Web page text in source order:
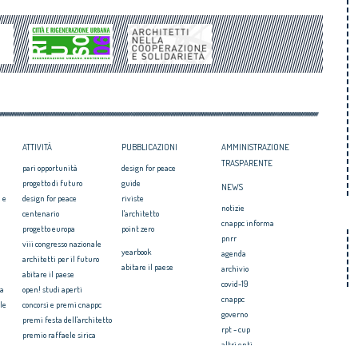
ATTIVITÀ
pari opportunità
progetto di futuro
design for peace
centenario
progetto europa
viii congresso nazionale
architetti per il futuro
abitare il paese
open! studi aperti
concorsi e premi cnappc
premi festa dell'architetto
premio raffaele sirica
PUBBLICAZIONI
design for peace
guide
riviste
l'architetto
point zero
yearbook
abitare il paese
AMMINISTRAZIONE
TRASPARENTE
NEWS
notizie
cnappc informa
pnrr
agenda
archivio
covid-19
cnappc
governo
rpt - cup
altri enti